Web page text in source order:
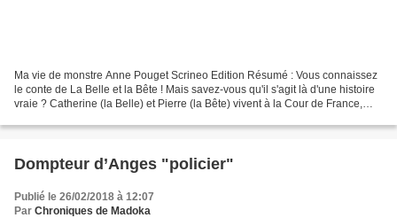
Ma vie de monstre Anne Pouget Scrineo Edition Résumé : Vous connaissez
le conte de La Belle et la Bête ! Mais savez-vous qu'il s'agit là d'une histoire
vraie ? Catherine (la Belle) et Pierre (la Bête) vivent à la Cour de France,
Dompteur d’Anges "policier"
Publié le 26/02/2018 à 12:07
Par Chroniques de Madoka